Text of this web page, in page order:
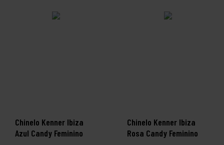
Chinelo Kenner Ibiza
Azul Candy Feminino
Chinelo Kenner Ibiza
Rosa Candy Feminino